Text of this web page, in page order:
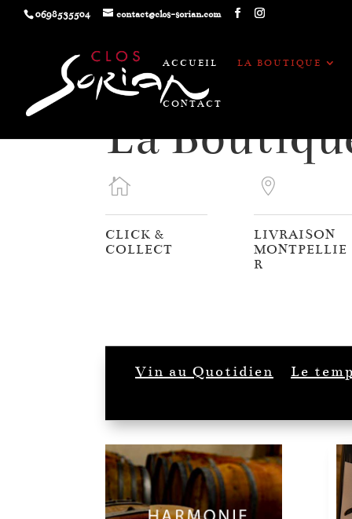
0698535504 contact@clos-sorian.com
ACCUEIL LA BOUTIQUE
CONTACT
La
CLICK &
COLLECT
LIVRAISON
MONTPELLIE
R
Vin au Quotidien Le